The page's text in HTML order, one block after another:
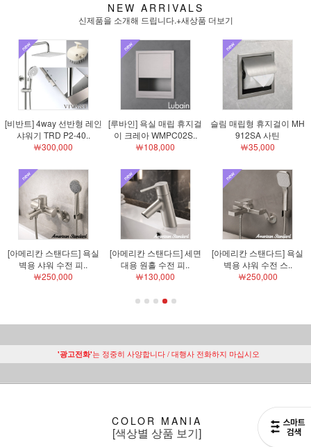
NEW ARRIVALS
신제품을 소개해 드립니다.+새상품 더보기
[비반트] 4way 선반형 레인
샤워기 TRD P2-40..
￦300,000
[루바인] 욕실 매립 휴지걸
이 크레아 WMPC02S..
￦108,000
슬림 매립형 휴지걸이 MH
912SA 사틴
￦35,000
[아메리칸 스탠다드] 욕실
벽용 샤워 수전 피..
￦250,000
[아메리칸 스탠다드] 세면
대용 원홀 수전 피..
￦130,000
[아메리칸 스탠다드] 욕실
벽용 샤워 수전 스..
￦250,000
'광고전화'는 정중히 사양합니다 / 대행사 전화하지 마십시오
COLOR MANIA
[색상별 상품 보기]